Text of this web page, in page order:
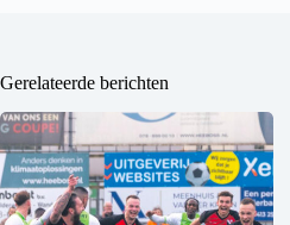
Gerelateerde berichten